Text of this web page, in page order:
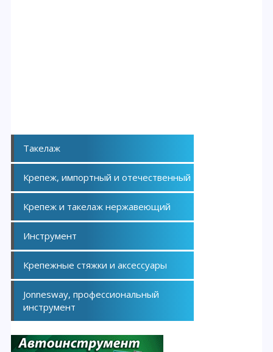
Такелаж
Крепеж, импортный и отечественный
Крепеж и такелаж нержавеющий
Инструмент
Крепежные стяжки и аксессуары
Jonnesway, профессиональный
инструмент